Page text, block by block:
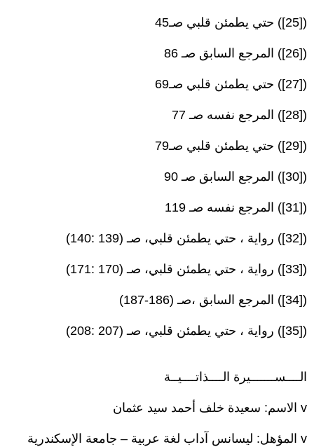
([25]) حتي يطمئن قلبي صـ45
([26]) المرجع السابق صـ 86
([27]) حتي يطمئن قلبي صـ69
([28]) المرجع نفسه صـ 77
([29]) حتي يطمئن قلبي صـ79
([30]) المرجع السابق صـ 90
([31]) المرجع نفسه صـ 119
([32]) رواية ، حتي يطمئن قلبي، صـ (139 :140)
([33]) رواية ، حتي يطمئن قلبي، صـ (170 :171)
([34]) المرجع السابق ،صـ (186-187)
([35]) رواية ، حتي يطمئن قلبي، صـ (207 :208)
الــــســـــــيرة الــــذاتــــيــة
v الاسم: سعيدة خلف أحمد سيد عثمان
v المؤهل: ليسانس آداب لغة عربية – جامعة الإسكندرية